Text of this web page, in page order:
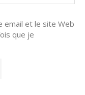
email et le site Web
que je